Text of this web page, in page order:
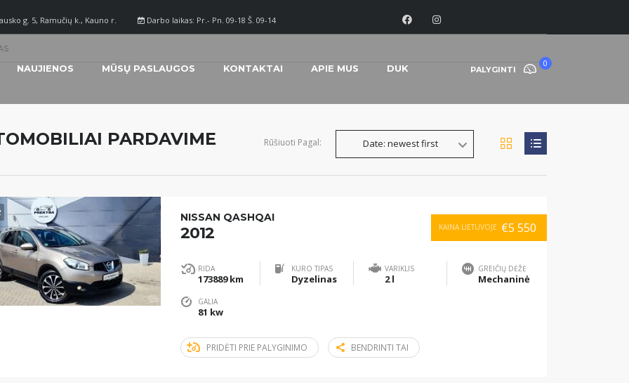
Darbo laikas: Pr.- Pn. 09-18 Š. 09-14
g. 5, Ramučių k., Kauno r.
PALYGINTI
0
NAUJIENOS MŪSŲ PASLAUGOS KONTAKTAI APIE MUS DUK
PARDAVIME Rūšiuoti Pagal: Date: newest first
KAINA LIETUVOJE €5 550
NISSAN QASHQAI
2012
RIDA
173889 km
KURO TIPAS
Dyzelinas
VARIKLIS
2 l
GREIČIŲ DĖŽĖ
Mechaninė
GALIA
81 kw
PRIDĖTI PRIE PALYGINIMO BENDRINTI TAI